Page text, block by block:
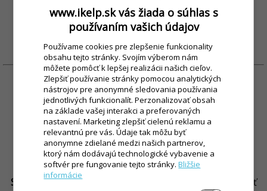
Aj so skladom iba 54 € / mesačne *
MÁM ZÁUJEM
Rozšírenie na edíciu PROFI + 12 € /
mesačne
V porovnaní s edíciou Standard, ktorá je už v cene
prenájmu, obsahuje edícia PROFInavyše modul
Skladovej evidencie a Inventúr
. Ak potrebujete evidovať
www.ikelp.sk vás žiada o súhlas s
používaním vašich údajov
Používame cookies pre zlepšenie funkcionality
obsahu tejto stránky. Svojím výberom nám
môžete pomôcť k lepšej realizácii našich cieľov.
Zlepšiť používanie stránky pomocou analytických
nástrojov pre anonymné sledovania používania
jednotlivých funkcionalít. Perzonalizovať obsah
na základe vašej interakci a preferovaných
nastavení. Marketing zlepšiť cielenú reklamu a
relevantnú pre vás. Údaje tak môžu byť
anonymne zdielané medzi našich partnerov,
ktorý nám dodávajú technologické vybavenie a
softvér pre fungovanie tejto stránky.Bližšie
informácie